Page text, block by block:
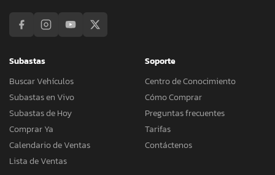
Subastas
Buscar Vehículos
Subastas en Vivo
Subastas de Hoy
Comprar Ya
Calendario de Ventas
Lista de Ventas
Soporte
Centro de Conocimiento
Cómo Comprar
Preguntas frecuentes
Tarifas
Contáctenos